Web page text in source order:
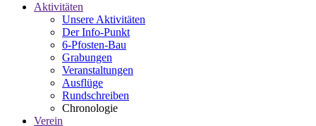
Aktivitäten
Unsere Aktivitäten
Der Info-Punkt
6-Pfosten-Bau
Grabungen
Veranstaltungen
Ausflüge
Rundschreiben
Chronologie
Verein